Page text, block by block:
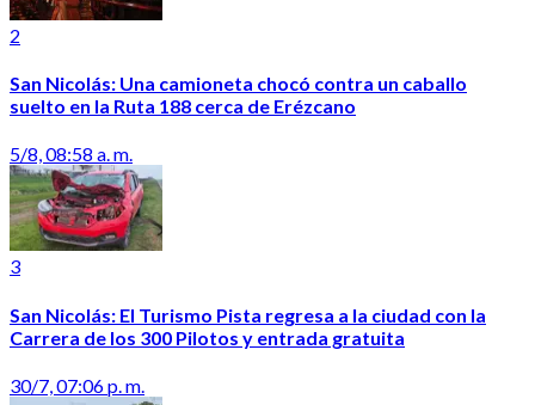
2
San Nicolás: Una camioneta chocó contra un caballo
suelto en la Ruta 188 cerca de Erézcano
5/8, 08:58 a. m.
3
San Nicolás: El Turismo Pista regresa a la ciudad con la
Carrera de los 300 Pilotos y entrada gratuita
30/7, 07:06 p. m.